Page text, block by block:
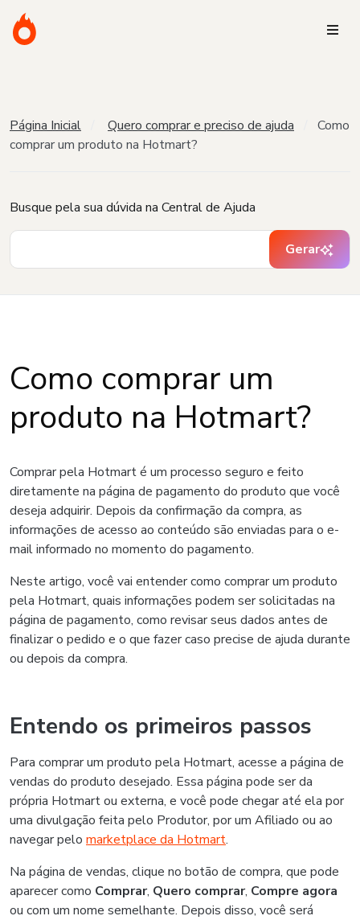
Página Inicial Quero comprar e preciso de ajuda
Como
comprar um produto na Hotmart?
Busque pela sua dúvida na Central de Ajuda
Gerar
Como comprar um
produto na Hotmart?
Comprar pela Hotmart é um processo seguro e feito
diretamente na página de pagamento do produto que você
deseja adquirir. Depois da confirmação da compra, as
informações de acesso ao conteúdo são enviadas para o e-
mail informado no momento do pagamento.
Neste artigo, você vai entender como comprar um produto
pela Hotmart, quais informações podem ser solicitadas na
página de pagamento, como revisar seus dados antes de
finalizar o pedido e o que fazer caso precise de ajuda durante
ou depois da compra.
Entendo os primeiros passos
Para comprar um produto pela Hotmart, acesse a página de
vendas do produto desejado. Essa página pode ser da
própria Hotmart ou externa, e você pode chegar até ela por
uma divulgação feita pelo Produtor, por um Afiliado ou ao
navegar pelo marketplace da Hotmart.
Na página de vendas, clique no botão de compra, que pode
aparecer como Comprar, Quero comprar, Compre agora
ou com um nome semelhante. Depois disso, você será